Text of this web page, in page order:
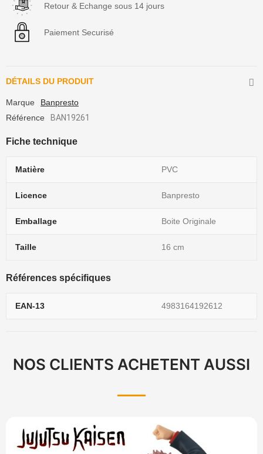
Retour & Echange sous 14 jours
Paiement Securisé
DÉTAILS DU PRODUIT
Marque
Banpresto
Référence
BAN19261
Fiche technique
Matière PVC
Licence Banpresto
Emballage Boite Originale
Taille 16 cm
Références spécifiques
EAN-13 4983164192612
NOS CLIENTS ACHETENT AUSSI